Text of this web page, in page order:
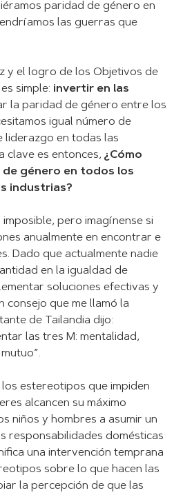
paridad de género en
las guerras que
y el logro de los Objetivos de
simple: invertir en las
la paridad de género entre los
igual número de
liderazgo en todas las
clave es entonces, ¿Cómo
género en todos los
industrias?
pero imagínense si
anualmente en encontrar e
Dado que actualmente nadie
en la igualdad de
soluciones efectivas y
consejo que me llamó la
de Tailandia dijo:
las tres M: mentalidad,
los estereotipos que impiden
alcancen su máximo
niños y hombres a asumir un
responsabilidades domésticas
una intervención temprana
sobre lo que hacen las
la percepción de que las